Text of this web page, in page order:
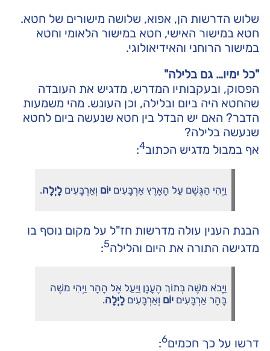
שלוש הדרשות הן, אפוא, שלושה מישורים של חטא.
חטא במישור האישי, חטא במישור הלאומי וחטא
במישור הרוחני והאידיאולוגי.
"כל ימיו… גם בלילה"
הפסוק, ובעקבותיו המדרש, מדגיש את העובדה
שהחטא היה ביום ובלילה, וכן העונש. מהי משמעות
הדבר? האם יש הבדל בין חטא שנעשה ביום לחטא
שנעשה בלילה?
אף במבול מדגיש הכתוב4
:
וַיְהִי הַגֶּשֶׁם עַל הָאָרֶץ אַרְבָּעִים יוֹם וְאַרְבָּעִים לָיְלָה.
הבנת הענין עולה מדרשות חז"ל על מקום נוסף בו
מדגישה התורה את היום והלילה5
:
וַיָּבֹא משֶׁה בְּתוֹךְ הֶעָנָן וַיַּעַל אֶל הָהָר וַיְהִי משֶׁה
בָּהָר אַרְבָּעִים יוֹם וְאַרְבָּעִים לָיְלָה.
דרשו על כך חכמים6
: